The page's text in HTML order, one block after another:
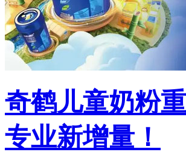
奇鹤儿童奶粉
专业新增量！